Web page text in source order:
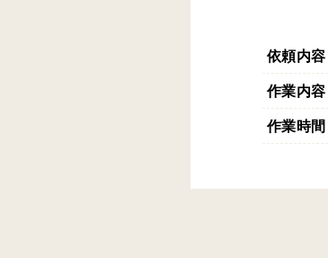
依頼内容
作業内容
作業時間